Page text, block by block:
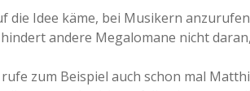
die Idee käme, bei Musikern
andere Megalomane nicht
zum Beispiel auch schon mal